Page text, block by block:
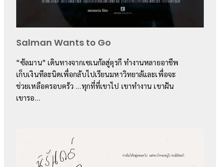
Salman Wants to Go
“ซัลมาน” เดินทางจากเซเนกัลสู่ตุรกี ทำงานหลายอาชีพ
เก็บเงินทีละนิดเพื่อกลับไปเรียนมหาวิทยาลัและเพื่อจะ
ช่วยเหลือครอบครัว …ทุกที่ที่เขาไป เขาทำงาน เขาฝัน
เขารอ…